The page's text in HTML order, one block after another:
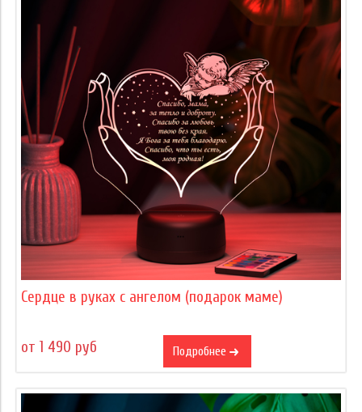
Сердце в руках с ангелом (подарок маме)
от 1 490 руб Подробнее